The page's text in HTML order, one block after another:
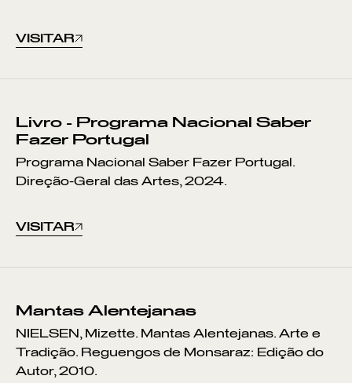
VISITAR
Livro - Programa Nacional Saber
Fazer Portugal
Programa Nacional Saber Fazer Portugal.
Direção-Geral das Artes, 2024.
VISITAR
Mantas Alentejanas
NIELSEN, Mizette. Mantas Alentejanas. Arte e
Tradição. Reguengos de Monsaraz: Edição do
Autor, 2010.